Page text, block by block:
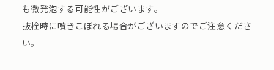
も微発泡する可能性がございます。
抜栓時に噴きこぼれる場合がございますのでご注意くださ
い。